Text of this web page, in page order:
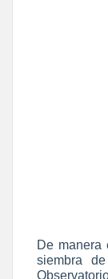
De
siembra